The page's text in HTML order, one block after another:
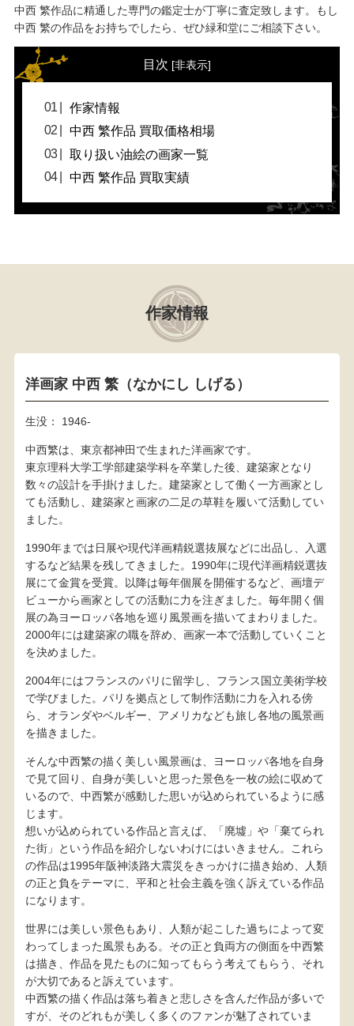
中西 繁作品に精通した専門の鑑定士が丁寧に査定致します。もし
中西 繁の作品をお持ちでしたら、ぜひ緑和堂にご相談下さい。
目次 [非表示]
作家情報
中西 繁作品 買取価格相場
取り扱い油絵の画家一覧
中西 繁作品 買取実績
作家情報
洋画家 中西 繁（なかにし しげる）
生没： 1946-
中西繁は、東京都神田で生まれた洋画家です。
東京理科大学工学部建築学科を卒業した後、建築家となり
数々の設計を手掛けました。建築家として働く一方画家とし
ても活動し、建築家と画家の二足の草鞋を履いて活動してい
ました。
1990年までは日展や現代洋画精鋭選抜展などに出品し、入選
するなど結果を残してきました。1990年に現代洋画精鋭選抜
展にて金賞を受賞。以降は毎年個展を開催するなど、画壇デ
ビューから画家としての活動に力を注ぎました。毎年開く個
展の為ヨーロッパ各地を巡り風景画を描いてまわりました。
2000年には建築家の職を辞め、画家一本で活動していくこと
を決めました。
2004年にはフランスのパリに留学し、フランス国立美術学校
で学びました。パリを拠点として制作活動に力を入れる傍
ら、オランダやベルギー、アメリカなども旅し各地の風景画
を描きました。
そんな中西繁の描く美しい風景画は、ヨーロッパ各地を自身
で見て回り、自身が美しいと思った景色を一枚の絵に収めて
いるので、中西繁が感動した思いが込められているように感
じます。
想いが込められている作品と言えば、「廃墟」や「棄てられ
た街」という作品を紹介しないわけにはいきません。これら
の作品は1995年阪神淡路大震災をきっかけに描き始め、人類
の正と負をテーマに、平和と社会主義を強く訴えている作品
になります。
世界には美しい景色もあり、人類が起こした過ちによって変
わってしまった風景もある。その正と負両方の側面を中西繁
は描き、作品を見たものに知ってもらう考えてもらう、それ
が大切であると訴えています。
中西繁の描く作品は落ち着きと悲しさを含んだ作品が多いで
すが、そのどれもが美しく多くのファンが魅了されていま